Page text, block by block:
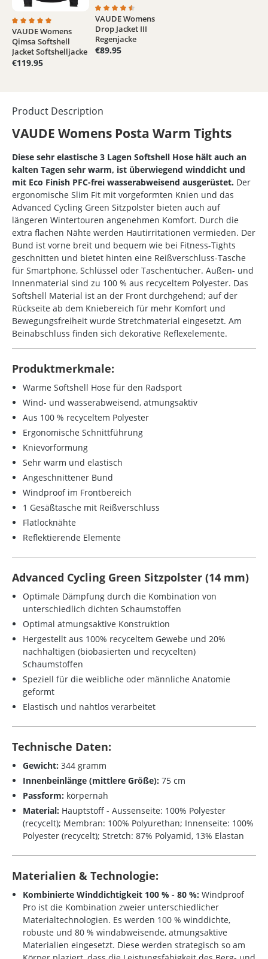
Average rating of 5 out of 5 stars
VAUDE Womens
Qimsa Softshell
Jacket Softshelljacke
€119.95
Average rating of 4.5 out of 5 stars
VAUDE Womens
Drop Jacket III
Regenjacke
€89.95
Product Description
VAUDE Womens Posta Warm Tights
Diese sehr elastische 3 Lagen Softshell Hose hält auch an
kalten Tagen sehr warm, ist überwiegend winddicht und
mit Eco Finish PFC-frei wasserabweisend ausgerüstet. Der
ergonomische Slim Fit mit vorgeformten Knien und das
Advanced Cycling Green Sitzpolster bieten auch auf
längeren Wintertouren angenehmen Komfort. Durch die
extra flachen Nähte werden Hautirritationen vermieden. Der
Bund ist vorne breit und bequem wie bei Fitness-Tights
geschnitten und bietet hinten eine Reißverschluss-Tasche
für Smartphone, Schlüssel oder Taschentücher. Außen- und
Innenmaterial sind zu 100 % aus recyceltem Polyester. Das
Softshell Material ist an der Front durchgehend; auf der
Rückseite ab dem Kniebereich für mehr Komfort und
Bewegungsfreiheit wurde Stretchmaterial eingesetzt. Am
Beinabschluss finden sich dekorative Reflexelemente.
Produktmerkmale:
Warme Softshell Hose für den Radsport
Wind- und wasserabweisend, atmungsaktiv
Aus 100 % recyceltem Polyester
Ergonomische Schnittführung
Knievorformung
Sehr warm und elastisch
Angeschnittener Bund
Windproof im Frontbereich
1 Gesäßtasche mit Reißverschluss
Flatlocknähte
Reflektierende Elemente
Advanced Cycling Green Sitzpolster (14 mm)
Optimale Dämpfung durch die Kombination von
unterschiedlich dichten Schaumstoffen
Optimal atmungsaktive Konstruktion
Hergestellt aus 100% recyceltem Gewebe und 20%
nachhaltigen (biobasierten und recycelten)
Schaumstoffen
Speziell für die weibliche oder männliche Anatomie
geformt
Elastisch und nahtlos verarbeitet
Technische Daten:
Gewicht: 344 gramm
Innenbeinlänge (mittlere Größe): 75 cm
Passform: körpernah
Material: Hauptstoff - Aussenseite: 100% Polyester
(recycelt); Membran: 100% Polyurethan; Innenseite: 100%
Polyester (recycelt); Stretch: 87% Polyamid, 13% Elastan
Materialien & Technologie:
Kombinierte Winddichtigkeit 100 % - 80 %: Windproof
Pro ist die Kombination zweier unterschiedlicher
Materialtechnologien. Es werden 100 % winddichte,
robuste und 80 % windabweisende, atmungsaktive
Materialien eingesetzt. Diese werden strategisch so am